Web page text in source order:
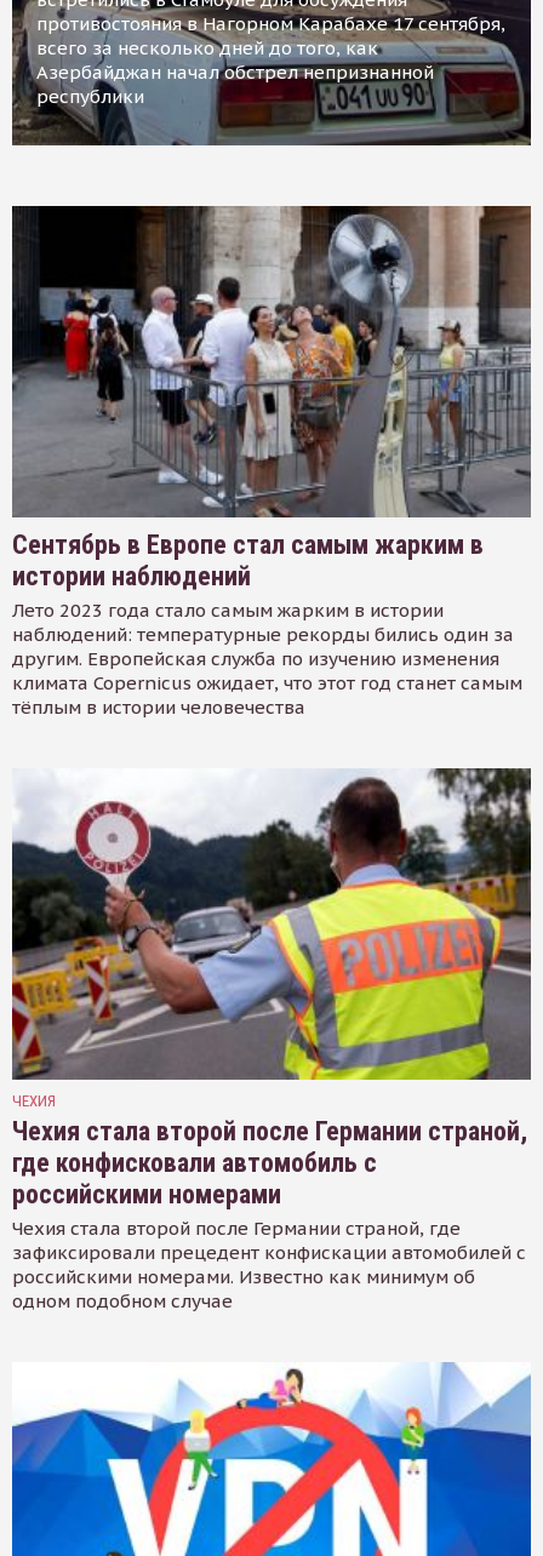
противостояния в Нагорном Карабахе 17 сентября,
всего за несколько дней до того, как
Азербайджан начал обстрел непризнанной
республики
Сентябрь в Европе стал самым жарким в
истории наблюдений
Лето 2023 года стало самым жарким в истории
наблюдений: температурные рекорды бились один за
другим. Европейская служба по изучению изменения
климата Copernicus ожидает, что этот год станет самым
тёплым в истории человечества
ЧЕХИЯ
Чехия стала второй после Германии страной,
где конфисковали автомобиль с
российскими номерами
Чехия стала второй после Германии страной, где
зафиксировали прецедент конфискации автомобилей с
российскими номерами. Известно как минимум об
одном подобном случае